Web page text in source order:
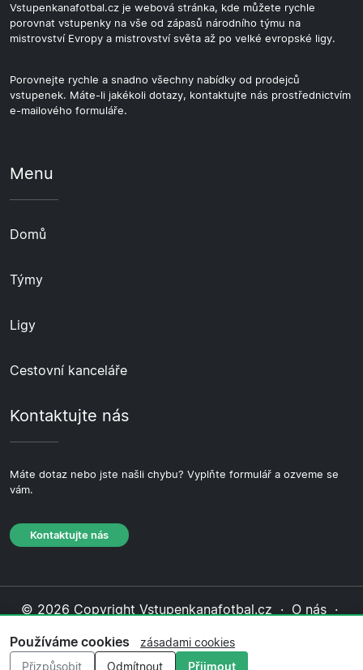
Vstupenkanafotbal.cz je webová stránka, kde můžete rychle
porovnat vstupenky na vše od zápasů národního týmu na
mistrovství Evropy a mistrovství světa až po velké evropské ligy.
Porovnejte rychle a snadno všechny nabídky od prodejců
vstupenek. Máte-li jakékoli dotazy, kontaktujte nás prostřednictvím
e-mailového formuláře.
Menu
Domů
Týmy
Ligy
Cestovní kanceláře
Kontaktujte nás
Máte dotaz nebo jste našli chybu? Vyplňte formulář a ozveme se
vám.
Kontaktujte nás
© 2026 Copyright Vstupenkanafotbal.cz · O nás ·
cookies·Redakční zásady
Používáme cookies
zásadami cookies
Přizpůsobit
Odmítnout Přijmout